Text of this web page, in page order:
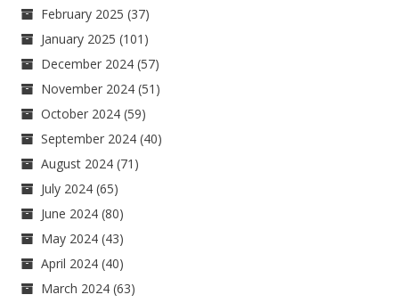
February 2025 (37)
January 2025 (101)
December 2024 (57)
November 2024 (51)
October 2024 (59)
September 2024 (40)
August 2024 (71)
July 2024 (65)
June 2024 (80)
May 2024 (43)
April 2024 (40)
March 2024 (63)